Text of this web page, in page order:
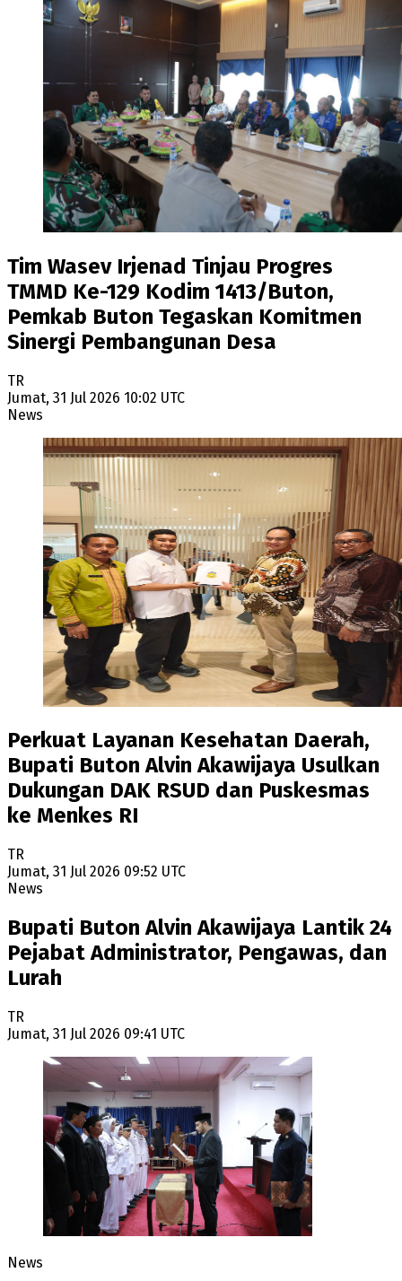
Tim Wasev Irjenad Tinjau Progres
TMMD Ke-129 Kodim 1413/Buton,
Pemkab Buton Tegaskan Komitmen
Sinergi Pembangunan Desa
TR
Jumat, 31 Jul 2026 10:02 UTC
News
Perkuat Layanan Kesehatan Daerah,
Bupati Buton Alvin Akawijaya Usulkan
Dukungan DAK RSUD dan Puskesmas
ke Menkes RI
TR
Jumat, 31 Jul 2026 09:52 UTC
News
Bupati Buton Alvin Akawijaya Lantik 24
Pejabat Administrator, Pengawas, dan
Lurah
TR
Jumat, 31 Jul 2026 09:41 UTC
News